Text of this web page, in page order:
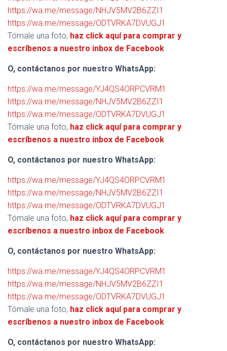
https://wa.me/message/NHJV5MV2B6ZZI1
https://wa.me/message/ODTVRKA7DVUGJ1
Tómale una foto, haz click aquí para comprar y
escríbenos a nuestro inbox de Facebook
O, contáctanos por nuestro WhatsApp:
https://wa.me/message/YJ4QS4ORPCVRM1
https://wa.me/message/NHJV5MV2B6ZZI1
https://wa.me/message/ODTVRKA7DVUGJ1
Tómale una foto, haz click aquí para comprar y
escríbenos a nuestro inbox de Facebook
O, contáctanos por nuestro WhatsApp:
https://wa.me/message/YJ4QS4ORPCVRM1
https://wa.me/message/NHJV5MV2B6ZZI1
https://wa.me/message/ODTVRKA7DVUGJ1
Tómale una foto, haz click aquí para comprar y
escríbenos a nuestro inbox de Facebook
O, contáctanos por nuestro WhatsApp:
https://wa.me/message/YJ4QS4ORPCVRM1
https://wa.me/message/NHJV5MV2B6ZZI1
https://wa.me/message/ODTVRKA7DVUGJ1
Tómale una foto, haz click aquí para comprar y
escríbenos a nuestro inbox de Facebook
O, contáctanos por nuestro WhatsApp: